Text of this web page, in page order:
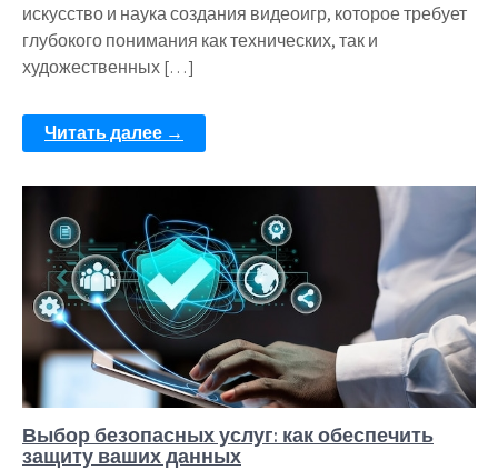
искусство и наука создания видеоигр, которое требует
глубокого понимания как технических, так и
художественных […]
Читать далее →
Выбор безопасных услуг: как обеспечить
защиту ваших данных